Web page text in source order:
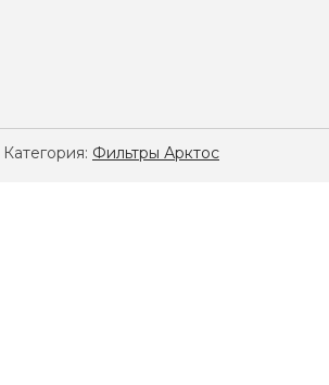
Категория: Фильтры Арктос